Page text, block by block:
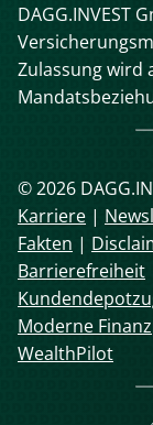
DAGG.INVEST
Zulassung wird
© 2026
Karriere |
Fakten |
Barrierefreiheit
Moderne
WealthPilot